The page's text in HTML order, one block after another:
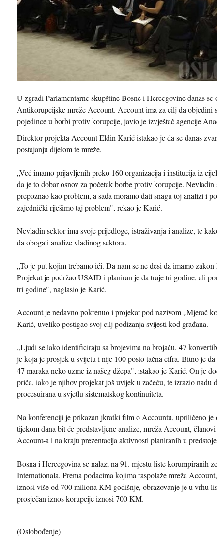
U zgradi Parlamentarne skupštine Bosne i Hercegovine danas
Antikorupcijske mreže Account. Account ima za cilj da objedini
pojedince u borbi protiv korupcije, javio je izvještač agencije
Direktor projekta Account Eldin Karić istakao je da se danas
postajanju dijelom te mreže.
„Već imamo prijavljenih preko 160 organizacija i institucija iz
da je to dobar osnov za početak borbe protiv korupcije.
prepoznao kao problem, a sada moramo dati snagu toj analizi i
zajednički riješimo taj problem", rekao je Karić.
Nevladin sektor ima svoje prijedloge, istraživanja i analize, te
da obogati analize vladinog sektora.
„To je put kojim trebamo ići. Da nam se ne desi da imamo
Projekat je podržao USAID i planiran je da traje tri godine, ali
tri godine", naglasio je Karić.
Account je nedavno pokrenuo i projekat pod nazivom „Mjerač
Karić, uveliko postigao svoj cilj podizanja svijesti kod građana.
„Ljudi se lako identificiraju sa brojevima na brojaču. 47
je koja je prosjek u svijetu i nije 100 posto tačna cifra. Bitno je
47 maraka neko uzme iz našeg džepa", istakao je Karić. On je
priča, iako je njihov projekat još uvijek u začeću, te izrazio nadu
procesuirana u svjetlu sistematskog kontinuiteta.
Na konferenciji je prikazan jkratki film o Accountu, upriličeno je
tijekom dana bit će predstavljene analize, mreža Account,
Account-a i na kraju prezentacija aktivnosti planiranih u
Bosna i Hercegovina se nalazi na 91. mjestu liste korumpiranih
Internationala. Prema podacima kojima raspolaže mreža
iznosi više od 700 miliona KM godišnje, obrazovanje je u vrhu
prosječan iznos korupcije iznosi 700 KM.
(Oslobođenje)